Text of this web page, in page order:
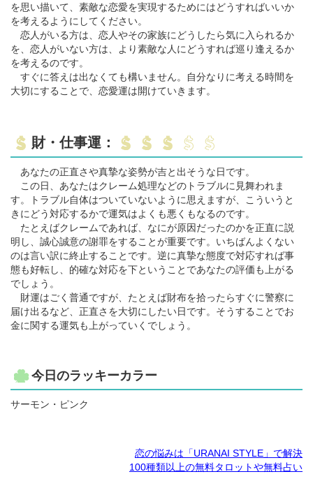
を思い描いて、素敵な恋愛を実現するためにはどうすればいいか
を考えるようにしてください。
恋人がいる方は、恋人やその家族にどうしたら気に入られるか
を、恋人がいない方は、より素敵な人にどうすれば巡り逢えるか
を考えるのです。
すぐに答えは出なくても構いません。自分なりに考える時間を
大切にすることで、恋愛運は開けていきます。
財・仕事運：
あなたの正直さや真摯な姿勢が吉と出そうな日です。
この日、あなたはクレーム処理などのトラブルに見舞われま
す。トラブル自体はついていないように思えますが、こういうと
きにどう対応するかで運気はよくも悪くもなるのです。
たとえばクレームであれば、なにが原因だったのかを正直に説
明し、誠心誠意の謝罪をすることが重要です。いちばんよくない
のは言い訳に終止することです。逆に真摯な態度で対応すれば事
態も好転し、的確な対応を下ということであなたの評価も上がる
でしょう。
財運はごく普通ですが、たとえば財布を拾ったらすぐに警察に
届け出るなど、正直さを大切にしたい日です。そうすることでお
金に関する運気も上がっていくでしょう。
今日のラッキーカラー
サーモン・ピンク
恋の悩みは「URANAI STYLE」で解決
100種類以上の無料タロットや無料占い